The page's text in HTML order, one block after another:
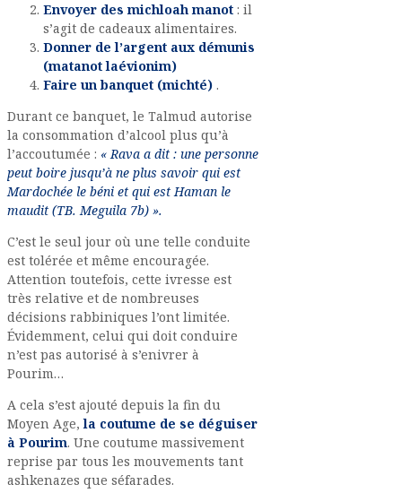
Envoyer des michloah manot : il
s’agit de cadeaux alimentaires.
Donner de l’argent aux démunis
(matanot laévionim)
Faire un banquet (michté) .
Durant ce banquet, le Talmud autorise
la consommation d’alcool plus qu’à
l’accoutumée : « Rava a dit : une personne
peut boire jusqu’à ne plus savoir qui est
Mardochée le béni et qui est Haman le
maudit (TB. Meguila 7b) ».
C’est le seul jour où une telle conduite
est tolérée et même encouragée.
Attention toutefois, cette ivresse est
très relative et de nombreuses
décisions rabbiniques l’ont limitée.
Évidemment, celui qui doit conduire
n’est pas autorisé à s’enivrer à
Pourim…
A cela s’est ajouté depuis la fin du
Moyen Age,la coutume de se déguiser
à Pourim. Une coutume massivement
reprise par tous les mouvements tant
ashkenazes que séfarades.